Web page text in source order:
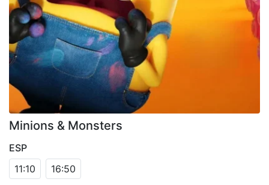
Minions & Monsters
ESP
11:10
16:50